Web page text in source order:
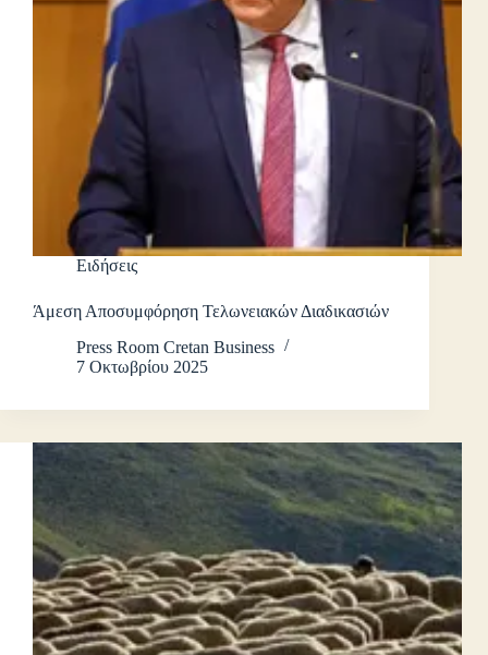
Ειδήσεις
Άμεση Αποσυμφόρηση Τελωνειακών Διαδικασιών
Press Room Cretan Business
7 Οκτωβρίου 2025